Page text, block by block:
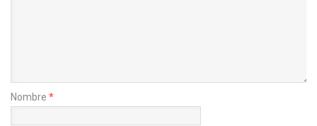
Nombre *